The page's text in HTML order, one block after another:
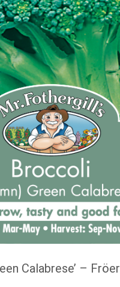
Calabrese’ – Fröer